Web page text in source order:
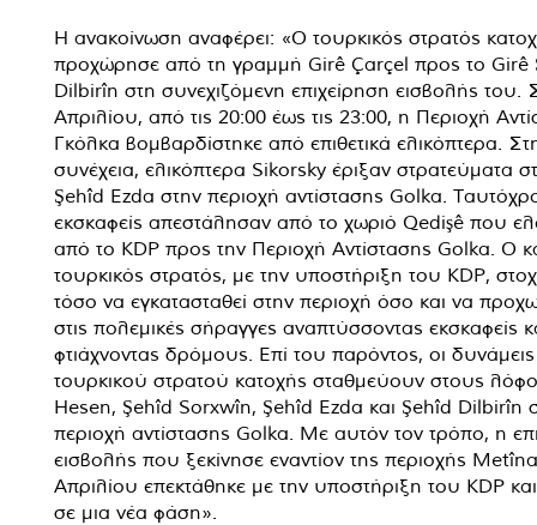
Η ανακοίνωση αναφέρει: «Ο τουρκικός στρατός
προχώρησε από τη γραμμή Girê Çarçel προς το Girê
Dilbirîn στη συνεχιζόμενη επιχείρηση εισβολής του.
Απριλίου, από τις 20:00 έως τις 23:00, η ​​Περιοχή
Γκόλκα βομβαρδίστηκε από επιθετικά ελικόπτερα.
συνέχεια, ελικόπτερα Sikorsky έριξαν στρατεύματα
Şehîd Ezda στην περιοχή αντίστασης Golka.
εκσκαφείς απεστάλησαν από το χωριό Qedişê που
από το KDP προς την Περιοχή Αντίστασης Golka. Ο
τουρκικός στρατός, με την υποστήριξη του KDP,
τόσο να εγκατασταθεί στην περιοχή όσο και να
στις πολεμικές σήραγγες αναπτύσσοντας εκσκαφείς
φτιάχνοντας δρόμους. Επί του παρόντος, οι
τουρκικού στρατού κατοχής σταθμεύουν στους
Hesen, Şehîd Sorxwîn, Şehîd Ezda και Şehîd Dilbirîn
περιοχή αντίστασης Golka. Με αυτόν τον τρόπο, η
εισβολής που ξεκίνησε εναντίον της περιοχής
Απριλίου επεκτάθηκε με την υποστήριξη του KDP
σε μια νέα φάση».